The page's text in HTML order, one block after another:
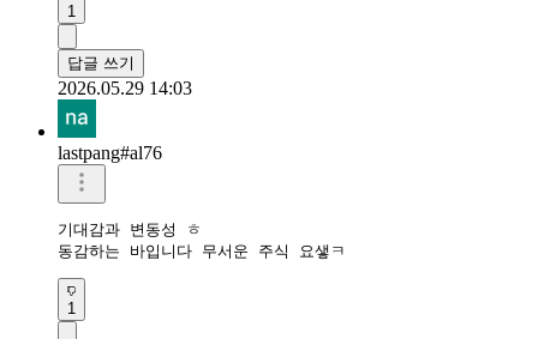
1
답글 쓰기
2026.05.29 14:03
lastpang#al76
기대감과 변동성 ㅎ
동감하는 바입니다 무서운 주식 요샣ㅋ
1